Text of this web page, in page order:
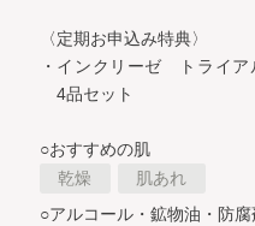
〈定期お申込み特典〉
・インクリーゼ トライア
4品セット
○おすすめの肌
乾燥
肌あれ
○アルコール・鉱物油・防